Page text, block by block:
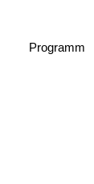
Programm